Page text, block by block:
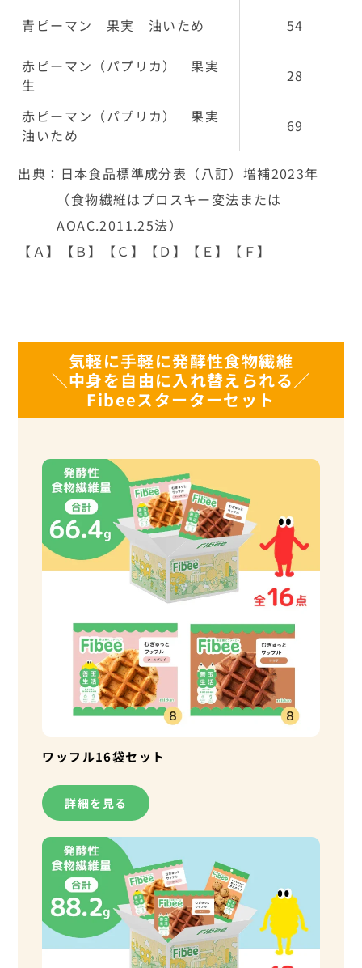
青ピーマン 果実 油いため 54
赤ピーマン（パプリカ） 果実
生
28
赤ピーマン（パプリカ） 果実
油いため
69
出典：日本食品標準成分表（八訂）増補2023年
（食物繊維はプロスキー変法または
AOAC.2011.25法）
【Ａ】【Ｂ】【Ｃ】【Ｄ】【Ｅ】【Ｆ】
気軽に手軽に発酵性食物繊維
＼中身を自由に入れ替えられる／
Fibeeスターターセット
ワッフル16袋セット
詳細を見る